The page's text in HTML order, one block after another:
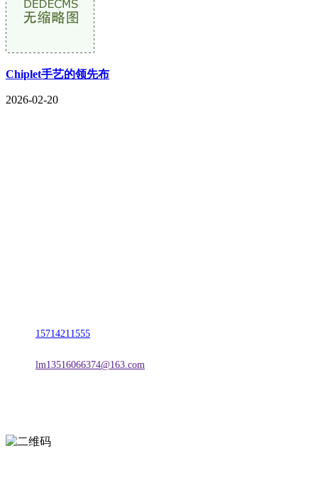
Chiplet手艺的领先布
2026-02-20
15714211555
lm13516066374@163.com